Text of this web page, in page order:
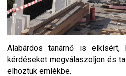
Alabárdos tanárnő is elkísért,
kérdéseket megválaszoljon és
elhoztuk emlékbe.